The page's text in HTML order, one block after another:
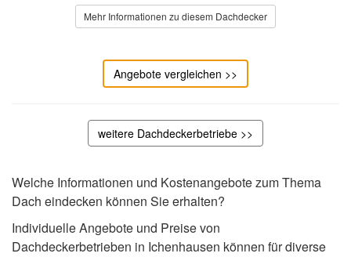
Mehr Informationen zu diesem Dachdecker
Angebote vergleichen >>
weitere Dachdeckerbetriebe >>
Welche Informationen und Kostenangebote zum Thema
Dach eindecken können Sie erhalten?
Individuelle Angebote und Preise von
Dachdeckerbetrieben in Ichenhausen können für diverse